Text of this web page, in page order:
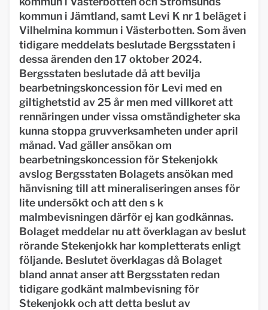
kommun i Jämtland, samt Levi K nr 1 beläget i
Vilhelmina kommun i Västerbotten. Som även
tidigare meddelats beslutade Bergsstaten i
dessa ärenden den 17 oktober 2024.
Bergsstaten beslutade då att bevilja
bearbetningskoncession för Levi med en
giltighetstid av 25 år men med villkoret att
rennäringen under vissa omständigheter ska
kunna stoppa gruvverksamheten under april
månad. Vad gäller ansökan om
bearbetningskoncession för Stekenjokk
avslog Bergsstaten Bolagets ansökan med
hänvisning till att mineraliseringen anses för
lite undersökt och att den s k
malmbevisningen därför ej kan godkännas.
Bolaget meddelar nu att överklagan av beslut
rörande Stekenjokk har kompletterats enligt
följande. Beslutet överklagas då Bolaget
bland annat anser att Bergsstaten redan
tidigare godkänt malmbevisning för
Stekenjokk och att detta beslut av